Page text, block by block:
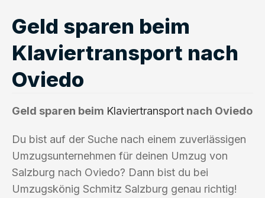
Geld sparen beim
Klaviertransport nach
Oviedo
Geld sparen beim Klaviertransport nach Oviedo
Du bist auf der Suche nach einem zuverlässigen
Umzugsunternehmen für deinen Umzug von
Salzburg nach Oviedo? Dann bist du bei
Umzugskönig Schmitz Salzburg genau richtig!